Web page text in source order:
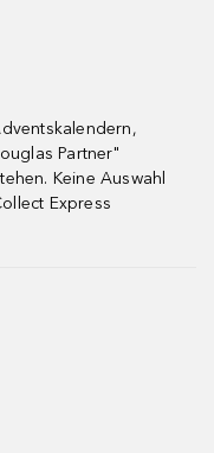
Partner"
Keine Auswahl
Express